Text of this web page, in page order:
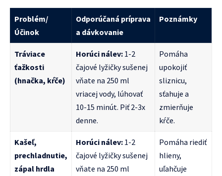
Problém/
Účinok
Odporúčaná príprava
a dávkovanie
Poznámky
Tráviace
ťažkosti
(hnačka, kŕče)
Horúci nálev: 1-2
čajové lyžičky sušenej
vňate na 250 ml
vriacej vody, lúhovať
10-15 minút. Piť 2-3x
denne.
Pomáha
upokojiť
sliznicu,
sťahuje a
zmierňuje
kŕče.
Kašeľ,
prechladnutie,
zápal hrdla
Horúci nálev: 1-2
čajové lyžičky sušenej
vňate na 250 ml
Pomáha riediť
hlieny,
uľahčuje